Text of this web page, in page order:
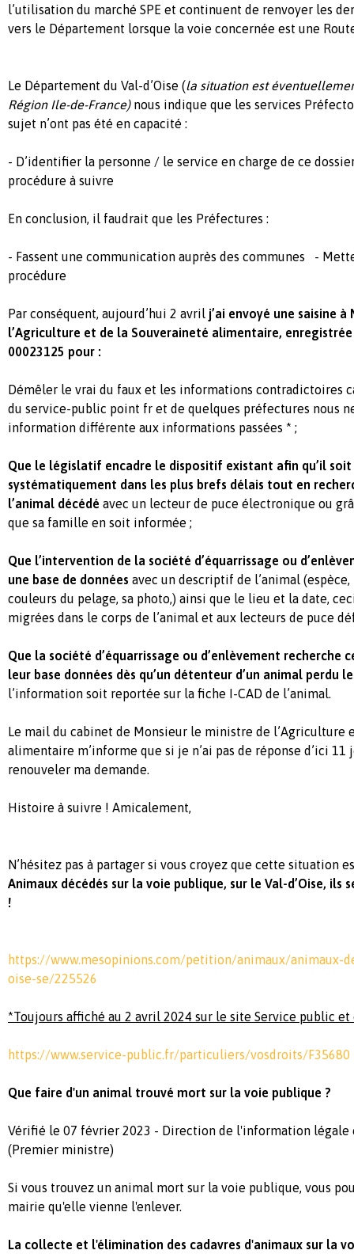
l’utilisation du marché SPE et continuent de renvoyer les
vers le Département lorsque la voie concernée est une
Le Département du Val-d’Oise (la situation est
Région Ile-de-France)nous indique que les services
sujet n’ont pas été en capacité :
- D’identifier la personne / le service en charge de ce
procédure à suivre
En conclusion, il faudrait que les Préfectures :
- Fassent une communication auprès des communes -
procédure
Par conséquent, aujourd’hui 2 avril j’ai envoyé une saisine
l’Agriculture et de la Souveraineté alimentaire,
00023125 pour :
Démêler le vrai du faux et les informations contradictoires
du service-public point fr et de quelques préfectures nous
information différente aux informations passées * ;
Que le législatif encadre le dispositif existant afin qu’il
systématiquement dans les plus brefs délais tout en
l’animal décédé avec un lecteur de puce électronique ou
que sa famille en soit informée ;
Que l’intervention de la société d’équarrissage ou
une base de données avec un descriptif de l’animal (espèce,
couleurs du pelage, sa photo,) ainsi que le lieu et la date,
migrées dans le corps de l’animal et aux lecteurs de puce
Que la société d’équarrissage ou d’enlèvement recherche
leur base données dès qu’un détenteur d’un animal perdu
l’information soit reportée sur la fiche I-CAD de l’animal.
Le mail du cabinet de Monsieur le ministre de l’Agriculture
alimentaire m’informe que si je n’ai pas de réponse d’ici 11
renouveler ma demande.
Histoire à suivre ! Amicalement,
N’hésitez pas à partager si vous croyez que cette situation
Animaux décédés sur la voie publique, sur le Val-d’Oise, ils
!
https://www.mesopinions.com/petition/animaux/animaux-
oise-se/225526
*Toujours affiché au 2 avril 2024 sur le site Service public
https://www.service-public.fr/particuliers/vosdroits/F35680
Que faire d'un animal trouvé mort sur la voie publique ?
Vérifié le 07 février 2023 - Direction de l'information
(Premier ministre)
Si vous trouvez un animal mort sur la voie publique, vous
mairie qu'elle vienne l'enlever.
La collecte et l'élimination des cadavres d'animaux sur la